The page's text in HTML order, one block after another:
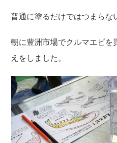
普通に塗るだけではつまらな
朝に豊洲市場でクルマエビを
えをしました。